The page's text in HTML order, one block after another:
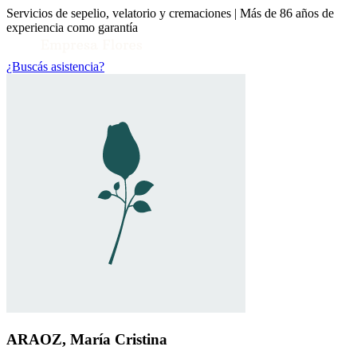
Servicios de sepelio, velatorio y cremaciones | Más de 86 años de
experiencia como garantía
¿Buscás asistencia?
ARAOZ, María Cristina